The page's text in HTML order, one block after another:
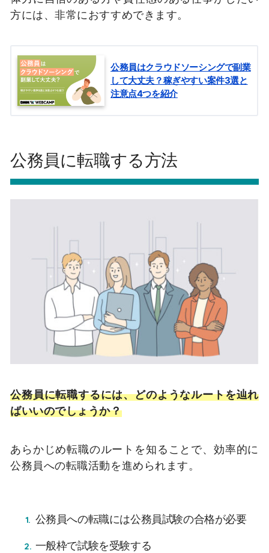
方には、非常におすすめできます。
公務員はクラウドソーシングで副業
して大丈夫？稼ぎやすい案件3選と
注意点4つを紹介
公務員に転職する方法
公務員に転職するには、どのようなルートを辿れ
ばいいのでしょうか？
あらかじめ転職のルートを知ることで、効率的に
公務員への転職活動を進められます。
公務員への転職には公務員試験の合格が必要
一般枠で試験を受験する